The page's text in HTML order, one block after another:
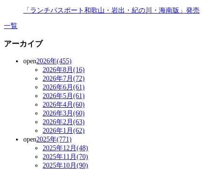
「ランチパスポート和歌山・岩出・紀の川・海南版」発売
一覧
アーカイブ
open2026年(455)
2026年8月(16)
2026年7月(72)
2026年6月(61)
2026年5月(61)
2026年4月(60)
2026年3月(60)
2026年2月(63)
2026年1月(62)
open2025年(771)
2025年12月(48)
2025年11月(70)
2025年10月(90)